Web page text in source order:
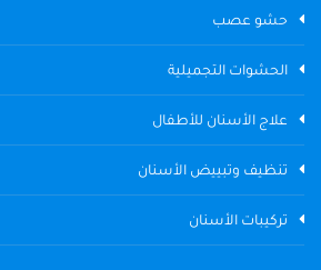
حشو عصب
الحشوات التجميلية
علاج الأسنان للأطفال
تنظيف وتبييض الأسنان
تركيبات الأسنان